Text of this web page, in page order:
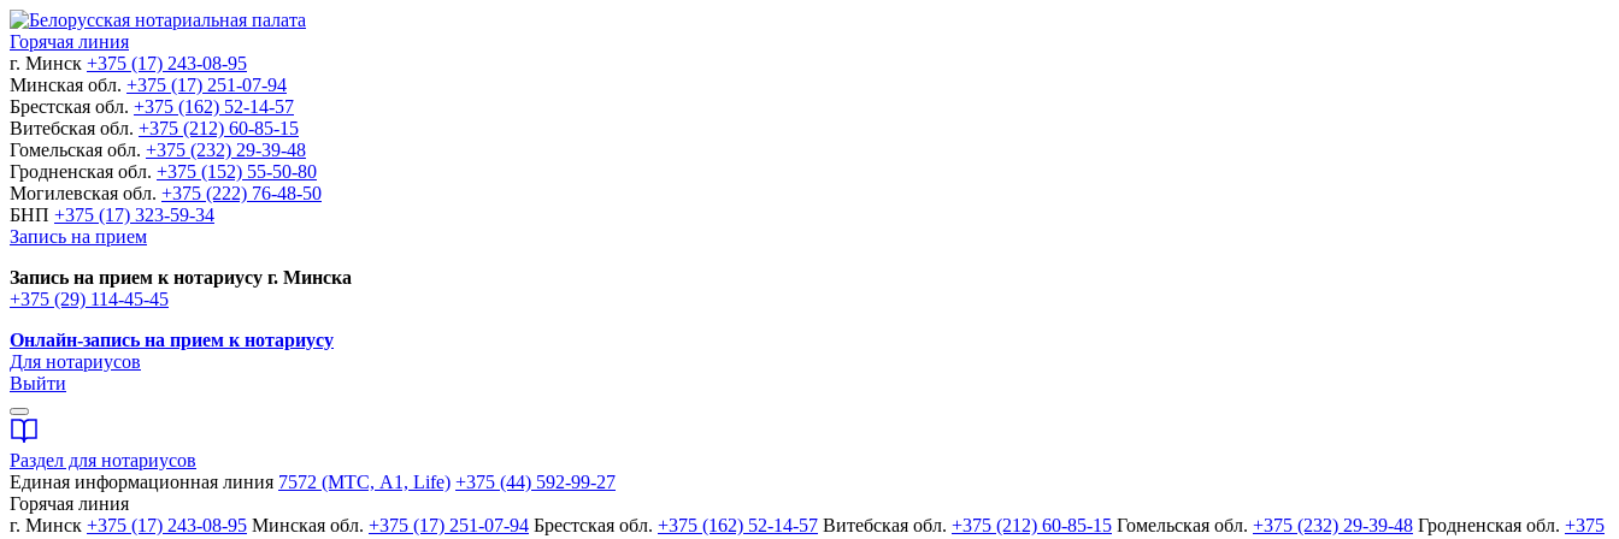
Горячая линия
г. Минск +375 (17) 243-08-95
Минская обл. +375 (17) 251-07-94
Брестская обл. +375 (162) 52-14-57
Витебская обл. +375 (212) 60-85-15
Гомельская обл. +375 (232) 29-39-48
Гродненская обл. +375 (152) 55-50-80
Могилевская обл. +375 (222) 76-48-50
БНП +375 (17) 323-59-34
Запись на прием
Запись на прием к нотариусу г. Минска
+375 (29) 114-45-45
Онлайн-запись на прием к нотариусу
Для нотариусов
Выйти
Раздел для нотариусов
Единая информационная линия 7572 (МТС, A1, Life) +375 (44) 592-99-27
Горячая линия
г. Минск +375 (17) 243-08-95 Минская обл. +375 (17) 251-07-94 Брестская обл. +375 (162) 52-14-57 Витебская обл. +375 (212) 60-85-15 Гомельская обл. +375 (232) 29-39-48 Гродненская обл. +375